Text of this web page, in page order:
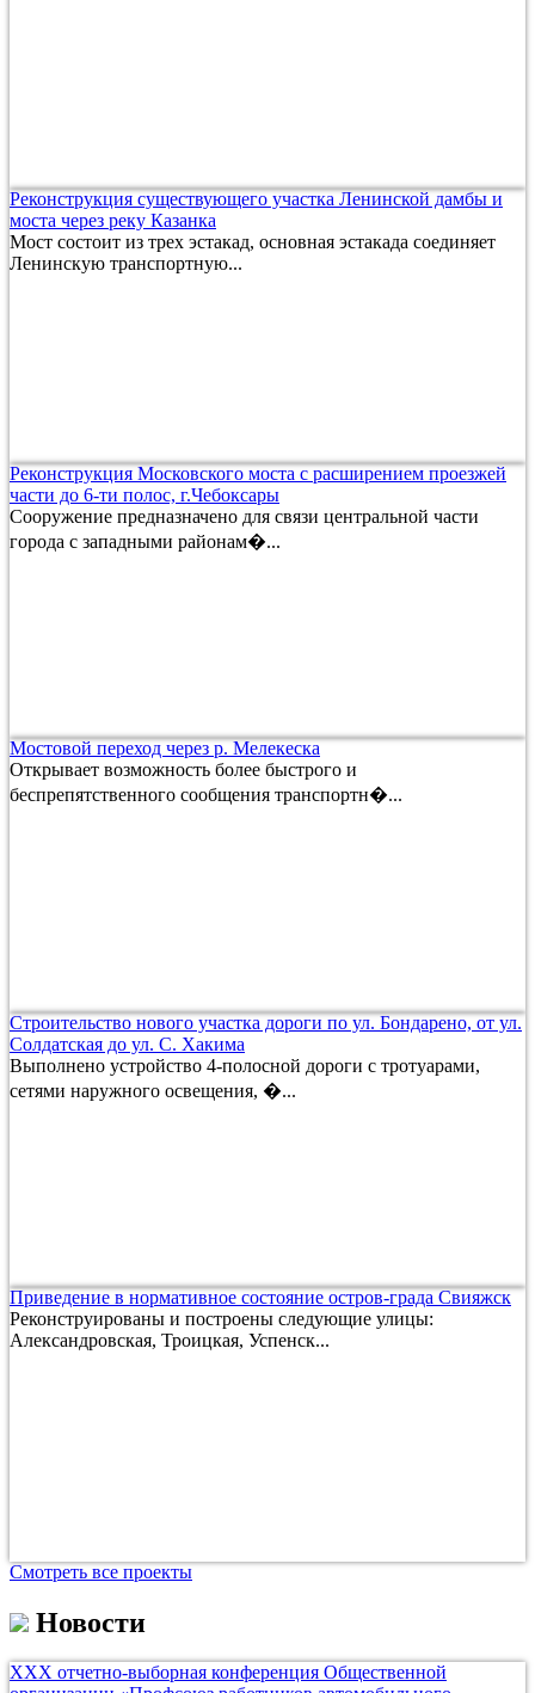
Реконструкция существующего участка Ленинской дамбы и
моста через реку Казанка
Мост состоит из трех эстакад, основная эстакада соединяет
Ленинскую транспортную...
Реконструкция Московского моста с расширением проезжей
части до 6-ти полос, г.Чебоксары
Сооружение предназначено для связи центральной части
города с западными районам�...
Мостовой переход через р. Мелекеска
Открывает возможность более быстрого и
беспрепятственного сообщения транспортн�...
Строительство нового участка дороги по ул. Бондарено, от ул.
Солдатская до ул. С. Хакима
Выполнено устройство 4-полосной дороги с тротуарами,
сетями наружного освещения, �...
Приведение в нормативное состояние остров-града Свияжск
Реконструированы и построены следующие улицы:
Александровская, Троицкая, Успенск...
Смотреть все проекты
Новости
ХХХ отчетно-выборная конференция Общественной